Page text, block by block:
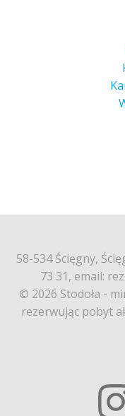
58-534 Ścięgny,
73 31, email:
© 2026 Stodoła -
rezerwując pobyt